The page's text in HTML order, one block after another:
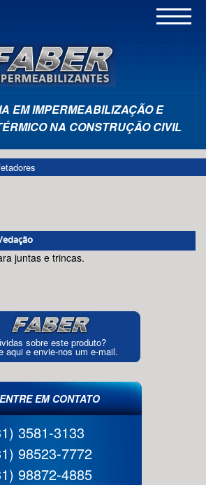
EM IMPERMEABILIZAÇÃO E
NA CONSTRUÇÃO CIVIL
juntas e trincas.
sobre este produto?
aqui e envie-nos um e-mail.
ENTRE EM CONTATO
3581-3133
98523-7772
98872-4885